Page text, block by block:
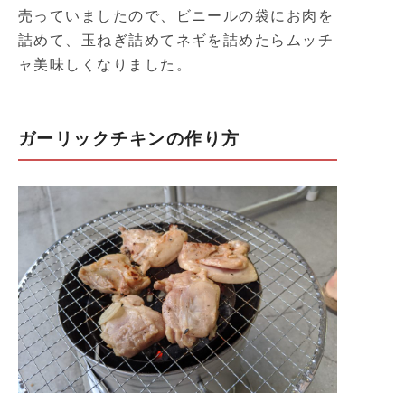
売っていましたので、ビニールの袋にお肉を
詰めて、玉ねぎ詰めてネギを詰めたらムッチ
ャ美味しくなりました。
ガーリックチキンの作り方